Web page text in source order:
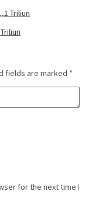
fields are marked *
for the next time I